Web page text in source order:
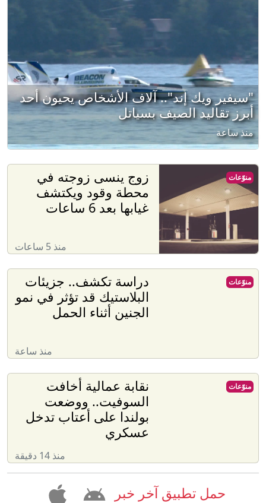
"سيفير ويك إند".. آلاف الأشخاص يحيون أحد
أبرز تقاليد الصيف بسياتل
منذ ساعة
زوج ينسى زوجته في
محطة وقود ويكتشف
غيابها بعد 6 ساعات
منذ 5 ساعات
منوّعات
دراسة تكشف.. جزيئات
البلاستيك قد تؤثر في نمو
الجنين أثناء الحمل
منذ ساعة
منوّعات
نقابة عمالية أخافت
السوفيت.. ووضعت
بولندا على أعتاب تدخل
عسكري
منذ 14 دقيقة
منوّعات
حمل تطبيق آخر خبر